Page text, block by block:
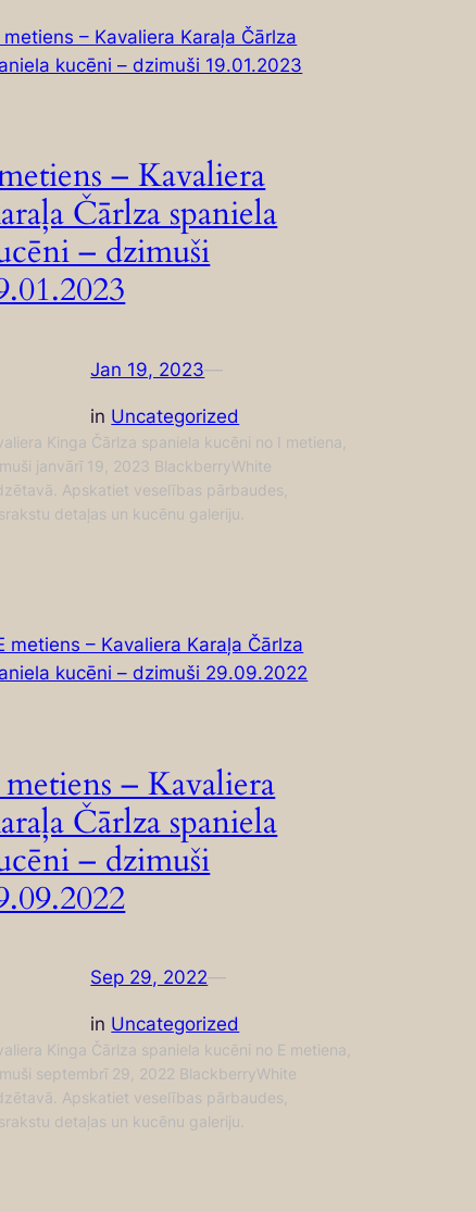
– Kavaliera
Čārlza spaniela
– dzimuši
Jan 19, 2023—
in Uncategorized
Kinga Čārlza spaniela kucēni no I metiena,
janvārī 19, 2023 BlackberryWhite
Apskatiet veselības pārbaudes,
detaļas un kucēnu galeriju.
– Kavaliera
Čārlza spaniela
– dzimuši
Sep 29, 2022—
in Uncategorized
Kinga Čārlza spaniela kucēni no E metiena,
septembrī 29, 2022 BlackberryWhite
Apskatiet veselības pārbaudes,
detaļas un kucēnu galeriju.